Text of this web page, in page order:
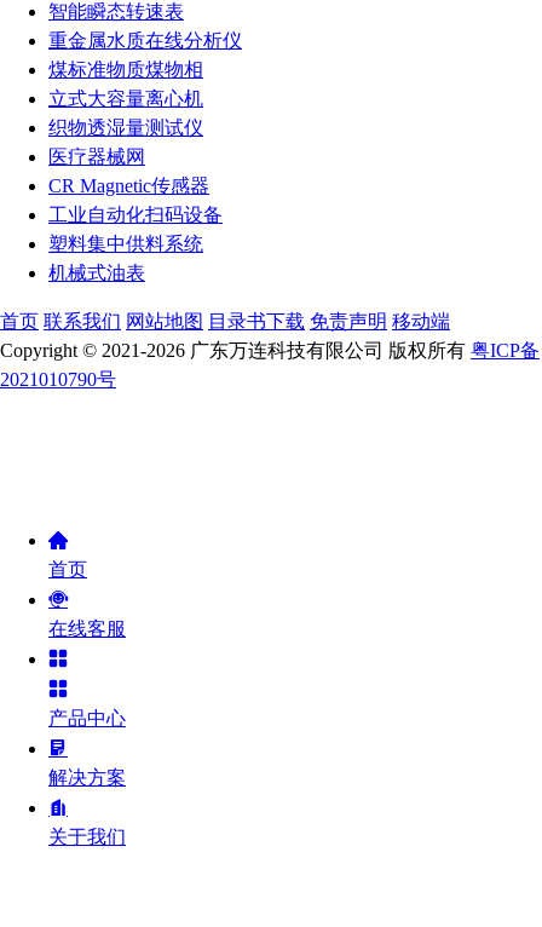
智能瞬态转速表
重金属水质在线分析仪
煤标准物质煤物相
立式大容量离心机
织物透湿量测试仪
医疗器械网
CR Magnetic传感器
工业自动化扫码设备
塑料集中供料系统
机械式油表
首页 联系我们 网站地图 目录书下载 免责声明 移动端
Copyright © 2021-2026 广东万连科技有限公司 版权所有 粤ICP备
2021010790号
首页
在线客服
产品中心
解决方案
关于我们